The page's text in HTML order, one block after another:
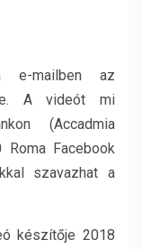
e-mailben az
A videót mi
(Accadmia
Roma Facebook
szavazhat a
készítője 2018